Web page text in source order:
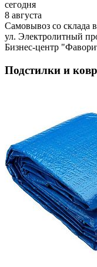
сегодня
8 августа
Самовывоз со склада
ул. Электролитный
Бизнес-центр
Подстилки и